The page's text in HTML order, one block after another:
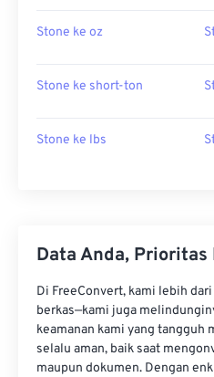
Stone ke oz
Stone ke short-ton
Stone ke lbs
Data Anda, Prioritas
Di FreeConvert, kami lebih
berkas—kami juga
keamanan kami yang tangguh
selalu aman, baik saat
maupun dokumen. Dengan